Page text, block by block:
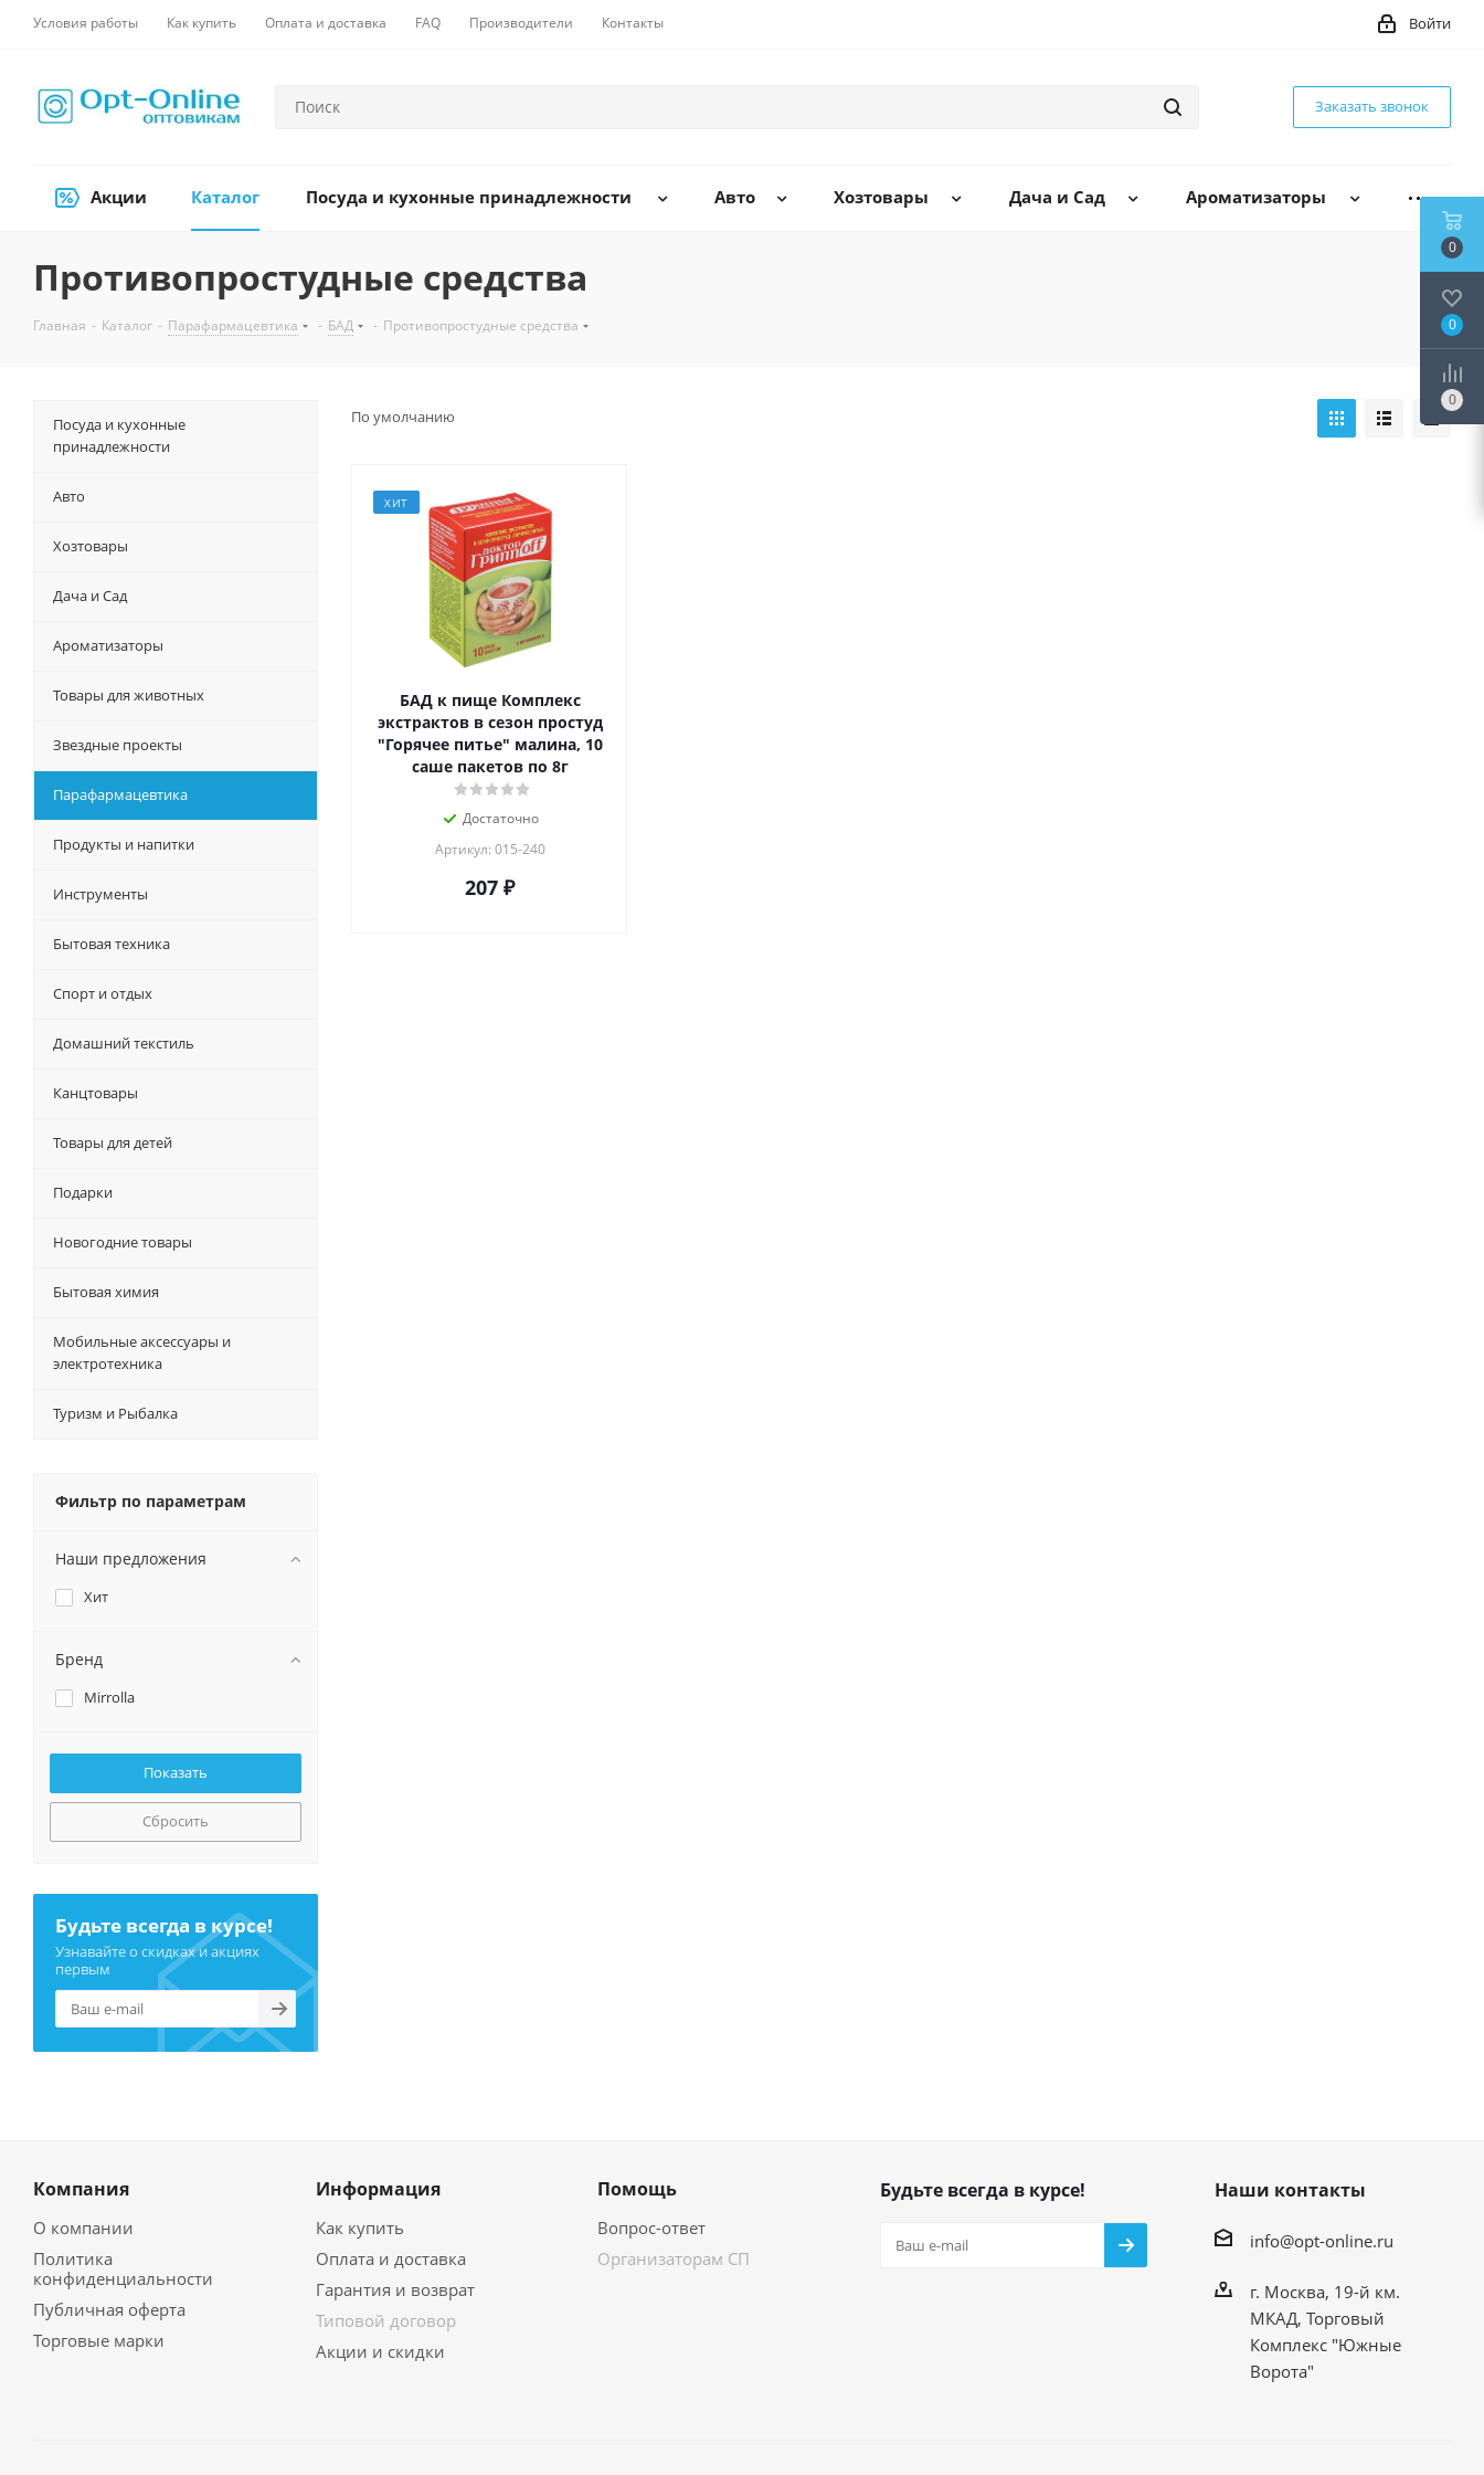
Условия работы Как купить Оплата и доставка FAQ Производители Контакты Войти
Заказать звонок
Акции Каталог Посуда и кухонные принадлежности Авто Хозтовары Дача и Сад Ароматизаторы
Противопростудные средства
Главная - Каталог - Парафармацевтика - БАД - Противопростудные средства
По умолчанию
ХИТ
БАД к пище Комплекс
экстрактов в сезон простуд
"Горячее питье" малина, 10
саше пакетов по 8г
Достаточно
Артикул: 015-240
207 ₽
Посуда и кухонные
принадлежности
Авто
Хозтовары
Дача и Сад
Ароматизаторы
Товары для животных
Звездные проекты
Парафармацевтика
Продукты и напитки
Инструменты
Бытовая техника
Спорт и отдых
Домашний текстиль
Канцтовары
Товары для детей
Подарки
Новогодние товары
Бытовая химия
Мобильные аксессуары и
электротехника
Туризм и Рыбалка
Фильтр по параметрам
Наши предложения
Хит
Бренд
Mirrolla
Сбросить
Будьте всегда в курсе!
Узнавайте о скидках и акциях
первым
Компания
О компании
Политика
конфиденциальности
Публичная оферта
Торговые марки
Информация
Как купить
Оплата и доставка
Гарантия и возврат
Типовой договор
Акции и скидки
Помощь
Вопрос-ответ
Организаторам СП
Будьте всегда в курсе! Наши контакты
info@opt-online.ru
г. Москва, 19-й км.
МКАД, Торговый
Комплекс "Южные
Ворота"
0
0
0